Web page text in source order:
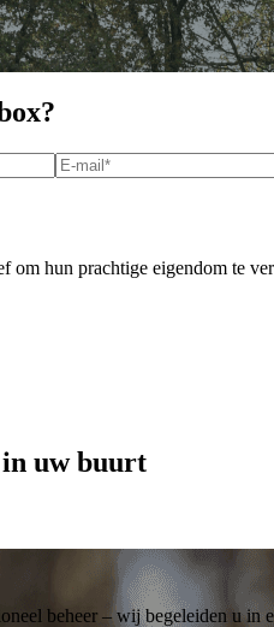
om hun prachtige eigendom te
uw buurt
beheer – wij begeleiden u in